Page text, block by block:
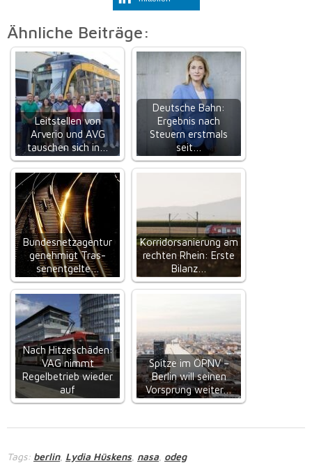
Ähnliche Beiträge:
Leitstellen von
Arverio und AVG
tauschen sich in…
Deutsche Bahn:
Ergebnis nach
Steuern erstmals
seit…
Bundesnetzagentur
ge­neh­migt Tras­
senent­gel­te…
Korridorsanierung am
rechten Rhein: Erste
Bilanz…
Nach Hitzeschäden:
VAG nimmt
Regelbetrieb wieder
auf
Spitze im ÖPNV –
Berlin will seinen
Vorsprung weiter…
Tags: berlin, Lydia Hüskens, nasa, odeg